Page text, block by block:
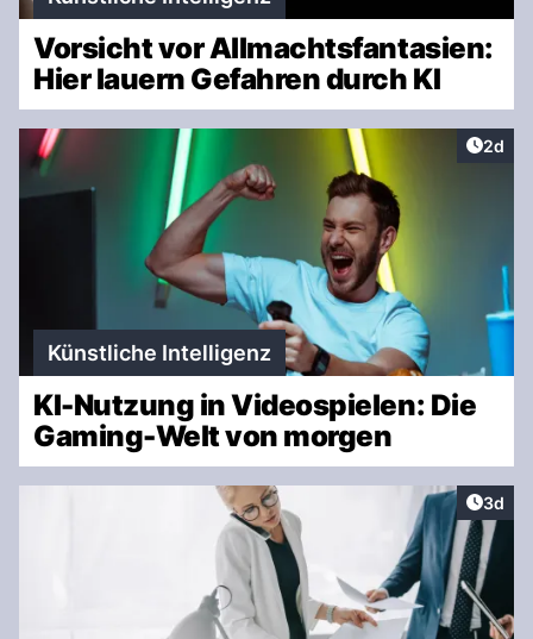
Vorsicht vor Allmachtsfantasien:
Hier lauern Gefahren durch KI
2d
Künstliche Intelligenz
KI-Nutzung in Videospielen: Die
Gaming-Welt von morgen
3d